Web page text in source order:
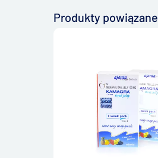
Produkty powiązane